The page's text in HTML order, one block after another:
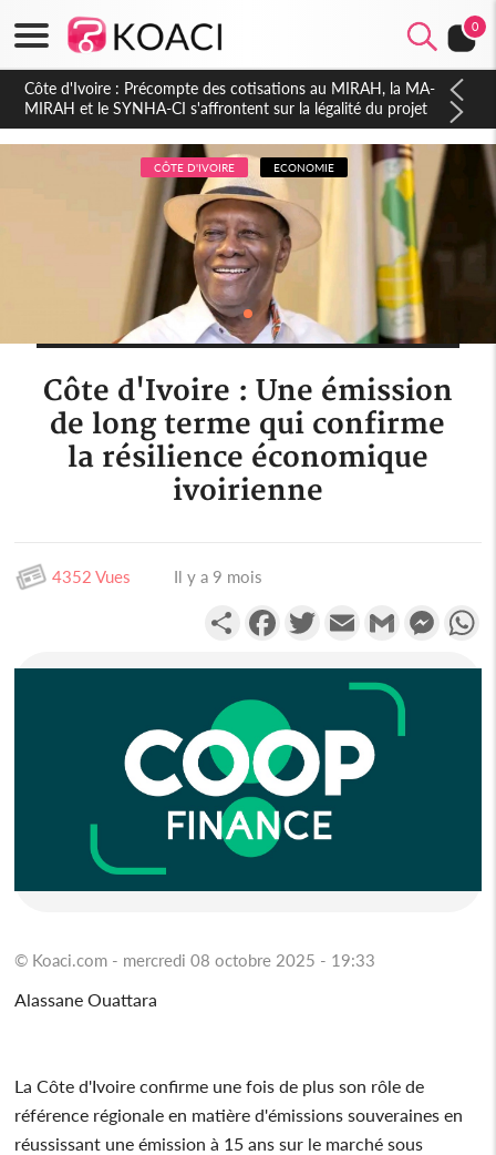
0
Côte d'Ivoire : Indépendance 2026, Thiam plaide pour un
environnement démocratique plus apaisé
CÔTE D'IVOIRE ECONOMIE
Côte d'Ivoire : Une émission
de long terme qui confirme
la résilience économique
ivoirienne
4352 Vues Il y a 9 mois
PartagerFacebookTwitterEmail Gmail
© Koaci.com - mercredi 08 octobre 2025 - 19:33
Alassane Ouattara
La Côte d'Ivoire confirme une fois de plus son rôle de
référence régionale en matière d'émissions souveraines en
réussissant une émission à 15 ans sur le marché sous